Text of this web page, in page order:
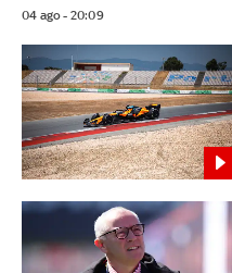
04 ago - 20:09